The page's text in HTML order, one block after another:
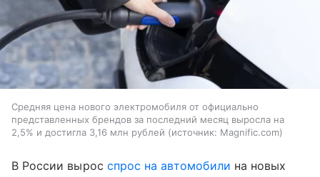
Средняя цена нового электромобиля от официально
представленных брендов за последний месяц выросла на
2,5% и достигла 3,16 млн рублей
источник: Magnific.com
В России вырос спрос на автомобили на новых